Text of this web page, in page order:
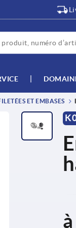
ET EMBASES